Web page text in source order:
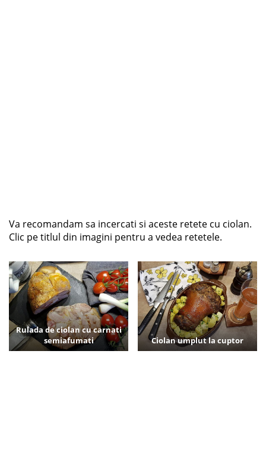
Va recomandam sa incercati si aceste retete cu ciolan.
Clic pe titlul din imagini pentru a vedea retetele.
Rulada de ciolan cu carnati
semiafumati
Ciolan umplut la cuptor